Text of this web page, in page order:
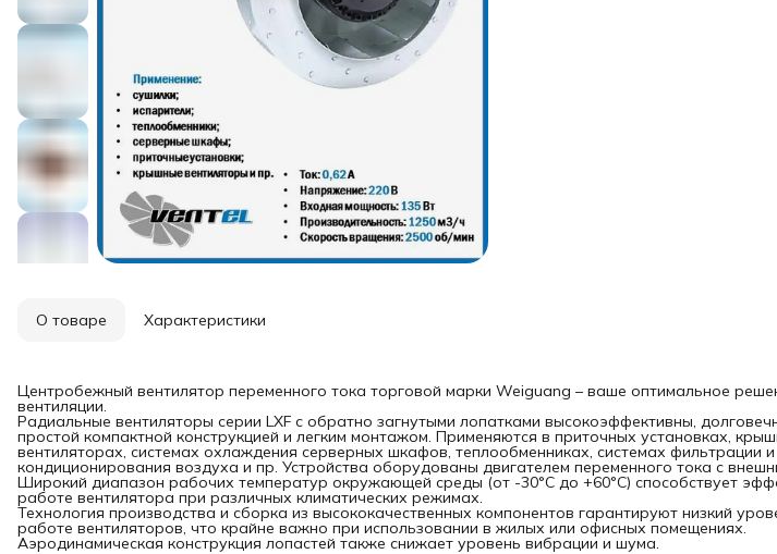
О товаре Характеристики
Центробежный вентилятор переменного тока торговой марки Weiguang – ваше оптимальное
вентиляции.
Радиальные вентиляторы серии LXF с обратно загнутыми лопатками высокоэффективны,
простой компактной конструкцией и легким монтажом. Применяются в приточных установках,
вентиляторах, системах охлаждения серверных шкафов, теплообменниках, системах фильтрации и
кондиционирования воздуха и пр. Устройства оборудованы двигателем переменного тока с
Широкий диапазон рабочих температур окружающей среды (от -30°С до +60°С) способствует
работе вентилятора при различных климатических режимах.
Технология производства и сборка из высококачественных компонентов гарантируют низкий
работе вентиляторов, что крайне важно при использовании в жилых или офисных помещениях.
Аэродинамическая конструкция лопастей также снижает уровень вибрации и шума.